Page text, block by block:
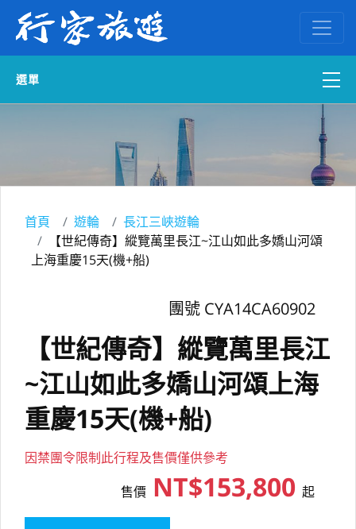
選單
國內旅遊
首頁 遊輪
長江三峽遊輪
【世紀傳奇】縱覽萬里長江~江山如此多嬌山河頌
上海重慶15天(機+船)
團號 CYA14CA60902
【世紀傳奇】縱覽萬里長江
~江山如此多嬌山河頌上海
重慶15天(機+船)
因禁團令限制此行程及售價僅供參考
售價 NT$153,800 起